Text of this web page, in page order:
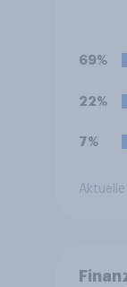
69%
22%
7%